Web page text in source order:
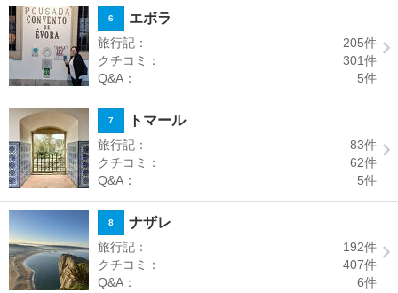
6 エボラ
旅行記： 205件
クチコミ：
301件
Q&A：
5件
7 トマール
旅行記： 83件
クチコミ：
62件
Q&A：
5件
8 ナザレ
旅行記： 192件
クチコミ：
407件
Q&A：
6件